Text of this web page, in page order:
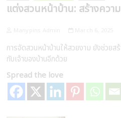
แต่งสวนหน้าบ้าน: สร้างควา
การจัดสวนหน้าบ้านให้สวยงาม ยังช่วยส
กับเจ้าของบ้านอีกด้วย
Spread the love